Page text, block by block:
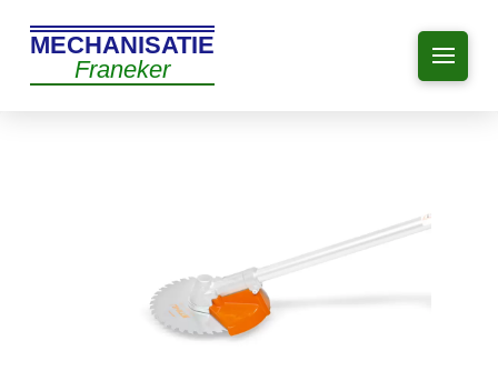
MECHANISATIE
Franeker